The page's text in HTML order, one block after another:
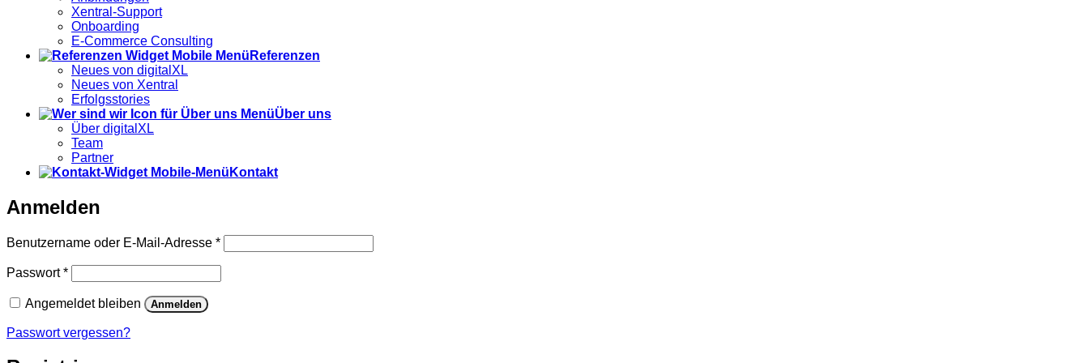
Xentral-Support
Onboarding
E-Commerce Consulting
Referenzen
Neues von digitalXL
Neues von Xentral
Erfolgsstories
Über uns
Über digitalXL
Team
Partner
Kontakt
Anmelden
Benutzername oder E-Mail-Adresse *Erforderlich
Passwort*Erforderlich
Angemeldet bleiben Anmelden
Passwort vergessen?